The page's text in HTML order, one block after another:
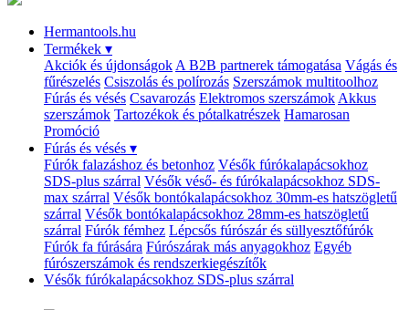
Hermantools.hu
Termékek ▾
Akciók és újdonságok A B2B partnerek támogatása Vágás és
fűrészelés Csiszolás és polírozás Szerszámok multitoolhoz
Fúrás és vésés Csavarozás Elektromos szerszámok Akkus
szerszámok Tartozékok és pótalkatrészek Hamarosan
Promóció
Fúrás és vésés ▾
Fúrók falazáshoz és betonhoz Vésők fúrókalapácsokhoz
SDS-plus szárral Vésők véső- és fúrókalapácsokhoz SDS-
max szárral Vésők bontókalapácsokhoz 30mm-es hatszögletű
szárral Vésők bontókalapácsokhoz 28mm-es hatszögletű
szárral Fúrók fémhez Lépcsős fúrószár és süllyesztőfúrók
Fúrók fa fúrására Fúrószárak más anyagokhoz Egyéb
fúrószerszámok és rendszerkiegészítők
Vésők fúrókalapácsokhoz SDS-plus szárral